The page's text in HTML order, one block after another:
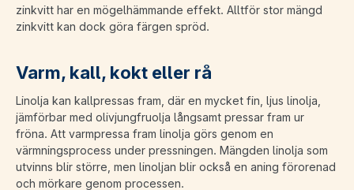
zinkvitt har en mögelhämmande effekt. Alltför stor mängd
zinkvitt kan dock göra färgen spröd.
Varm, kall, kokt eller rå
Linolja kan kallpressas fram, där en mycket fin, ljus linolja,
jämförbar med olivjungfruolja långsamt pressar fram ur
fröna. Att varmpressa fram linolja görs genom en
värmningsprocess under pressningen. Mängden linolja som
utvinns blir större, men linoljan blir också en aning förorenad
och mörkare genom processen.